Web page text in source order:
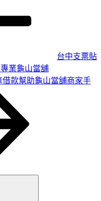
台中支票貼
業龜山當舖
款幫助龜山當舖商家手